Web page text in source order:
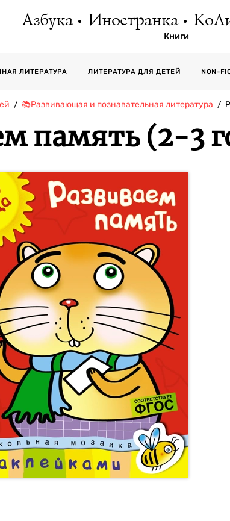
Азбука Иностранка
Книги
ЛИТЕРАТУРА ЛИТЕРАТУРА ДЛЯ ДЕТЕЙ NON-
📚Развивающая и познавательная литература
память (2-3